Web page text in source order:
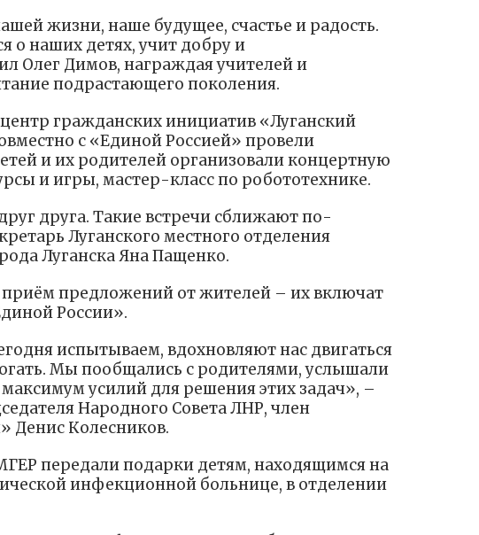
жизни, наше будущее, счастье и радость.
о наших детях, учит добру и
Олег Димов, награждая учителей и
подрастающего поколения.
гражданских инициатив «Луганский
с «Единой Россией» провели
и их родителей организовали концертную
и игры, мастер-класс по робототехнике.
друга. Такие встречи сближают по-
Луганского местного отделения
Луганска Яна Пащенко.
предложений от жителей – их включат
России».
испытываем, вдохновляют нас двигаться
Мы пообщались с родителями, услышали
усилий для решения этих задач», –
Народного Совета ЛНР, член
Денис Колесников.
передали подарки детям, находящимся на
инфекционной больнице, в отделении